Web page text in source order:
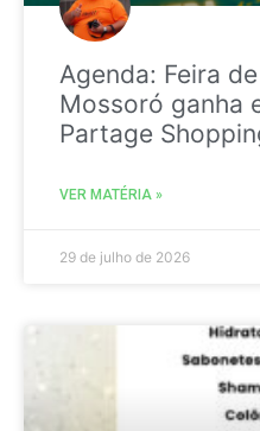
Agenda: Feira
Mossoró ganha
Partage
VER MATÉRIA »
29 de julho de 2026